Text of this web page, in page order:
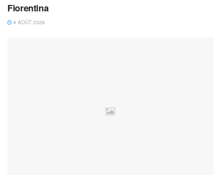
Fiorentina
4 AOÛT 2026